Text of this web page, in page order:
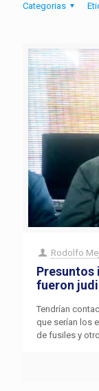
Categorias
Rodolfo
Presuntos
fueron
Tendrían
que serían los
de fusiles y